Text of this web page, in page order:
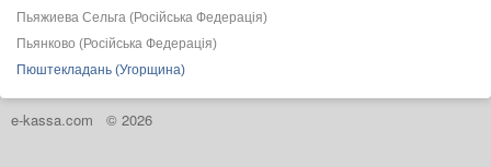
Пьяжиева Сельга (Російська Федерація)
Пьянково (Російська Федерація)
Пюштекладань (Угорщина)
e-kassa.com © 2026